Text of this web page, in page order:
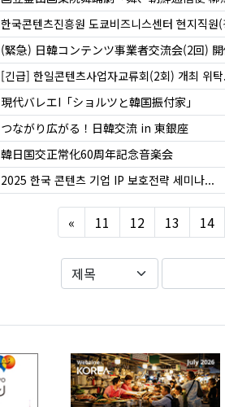
한국콘텐츠진흥원 도쿄비즈니스센터 현지직원
(緊急) 日韓コンテンツ事業者交流会(2回)
[긴급] 한일콘텐츠사업자교류회(2회) 개최 위
現代バレエI「ショルツと韓国振付家」
つながり広がる！日韓交流 in 東銀座
韓日国交正常化60周年記念音楽会
2025 한국 콘텐츠 기업 IP 보호전략 세미나...
« Previous
11 12 13 14